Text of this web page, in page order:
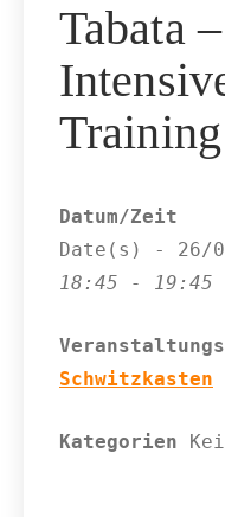
Tabata
Datum/Zeit
Date(s) - 26/
18:45 - 19:45
Schwitzkasten
Kategorien